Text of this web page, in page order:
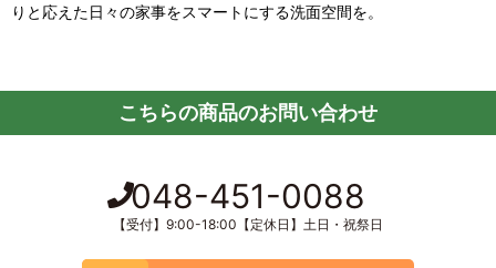
りと応えた日々の家事をスマートにする洗面空間を。
こちらの商品のお問い合わせ
048-451-0088
【受付】9:00-18:00【定休日】土日・祝祭日